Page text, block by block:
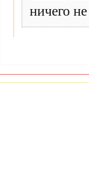
ничего